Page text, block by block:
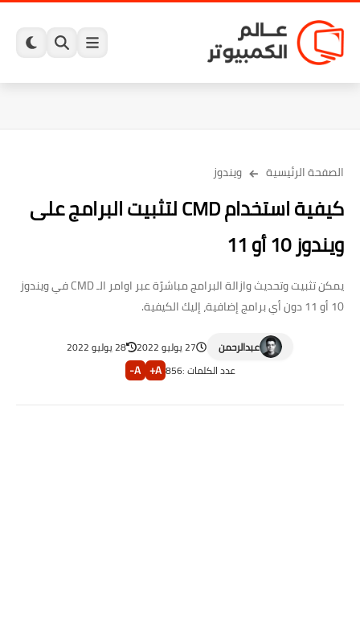
الصفحة الرئيسية ويندوز
كيفية استخدام CMD لتثبيت البرامج على
ويندوز 10 أو 11
يمكن تثبيت وتحديث وازالة البرامج مباشرًة عبر اوامر الـ CMD في ويندوز
10 أو 11 دون أي برامج إضافية، إليك الكيفية.
عبدالرحمن 27 يوليو 2022
28 يوليو 2022
عدد الكلمات :856
A+
A-